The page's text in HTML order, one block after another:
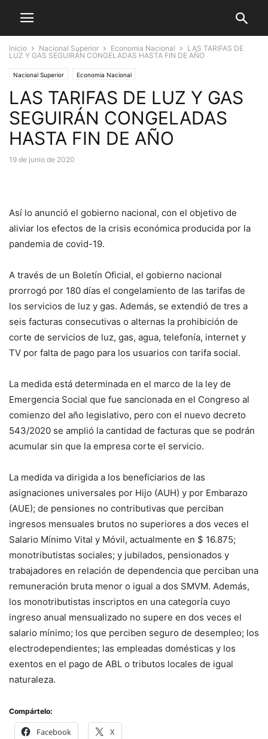
Inicio Nacional Superior Economia Nacional
LAS TARIFAS DE
LUZ Y GAS SEGUIRÁN CONGELADAS HASTA FIN DE AÑO
Nacional Superior Economia Nacional
LAS TARIFAS DE LUZ Y GAS
SEGUIRÁN CONGELADAS
HASTA FIN DE AÑO
19 de junio de 2020
Así lo anunció el gobierno nacional, con el objetivo de
aliviar los efectos de la crisis económica producida por la
pandemia de covid-19.
A través de un Boletín Oficial, el gobierno nacional
prorrogó por 180 días el congelamiento de las tarifas de
los servicios de luz y gas. Además, se extendió de tres a
seis facturas consecutivas o alternas la prohibición de
corte de servicios de luz, gas, agua, telefonía, internet y
TV por falta de pago para los usuarios con tarifa social.
La medida está determinada en el marco de la ley de
Emergencia Social que fue sancionada en el Congreso al
comienzo del año legislativo, pero con el nuevo decreto
543/2020 se amplió la cantidad de facturas que se podrán
acumular sin que la empresa corte el servicio.
La medida va dirigida a los beneficiarios de las
asignaciones universales por Hijo (AUH) y por Embarazo
(AUE); de pensiones no contributivas que perciban
ingresos mensuales brutos no superiores a dos veces el
Salario Mínimo Vital y Móvil, actualmente en $ 16.875;
monotributistas sociales; y jubilados, pensionados y
trabajadores en relación de dependencia que perciban una
remuneración bruta menor o igual a dos SMVM. Además,
los monotributistas inscriptos en una categoría cuyo
ingreso anual mensualizado no supere en dos veces el
salario mínimo; los que perciben seguro de desempleo; los
electrodependientes; las empleadas domésticas y los
exentos en el pago de ABL o tributos locales de igual
naturaleza.
Compártelo:
Facebook X